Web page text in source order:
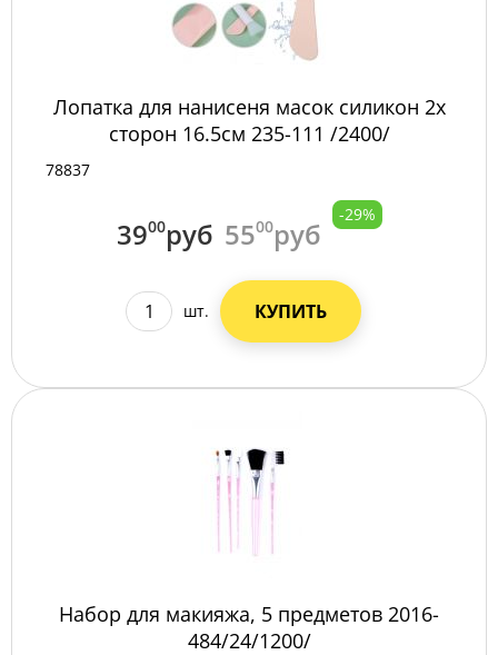
Лопатка для нанисеня масок силикон 2х
сторон 16.5см 235-111 /2400/
78837
3900руб 5500руб
-29%
шт. КУПИТЬ
Набор для макияжа, 5 предметов 2016-
484/24/1200/